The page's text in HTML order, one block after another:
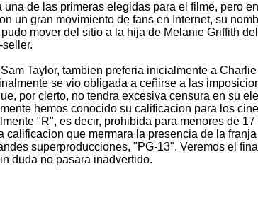
una de las primeras elegidas para el filme, pero
un gran movimiento de fans en Internet, su
mover del sitio a la hija de Melanie Griffith
Taylor, tambien preferia inicialmente a
se vio obligada a ceñirse a las
por cierto, no tendra excesiva censura en su
hemos conocido su calificacion para los
"R", es decir, prohibida para menores de
calificacion que mermara la presencia de la
superproducciones, "PG-13". Veremos el
duda no pasara inadvertido.